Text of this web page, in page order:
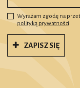
Wyrażam zgodę na
polityką prywatności
ZAPISZ SIĘ